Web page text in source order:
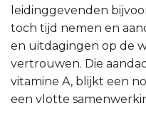
leidinggevenden
toch tijd nemen en
en uitdagingen op de
vertrouwen. Die
vitamine A, blijkt een
een vlotte